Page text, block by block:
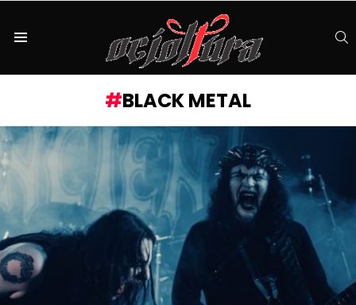
BLACK METAL